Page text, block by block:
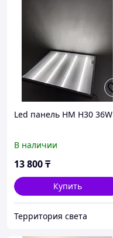
Led панель HM H30 36W
В наличии
13 800₸
Купить
Территория света